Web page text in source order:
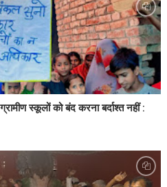
स्कूलों को बंद करना बर्दाश्त नहीं :